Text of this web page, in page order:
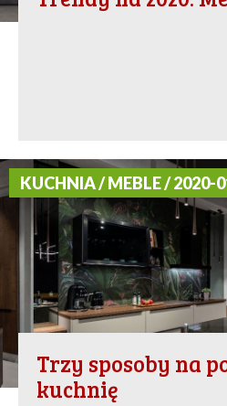
KUCHNIA / MEBLE / 2020-
Trzy sposoby na
kuchnię